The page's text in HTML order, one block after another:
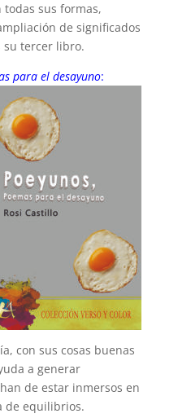
sus formas,
de significados
su tercer libro.
para el desayuno:
con sus cosas buenas
a generar
de estar inmersos en
de equilibrios.